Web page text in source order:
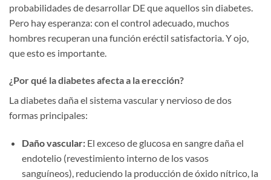
probabilidades de desarrollar DE que aquellos sin diabetes.
Pero hay esperanza: con el control adecuado, muchos
hombres recuperan una función eréctil satisfactoria. Y ojo,
que esto es importante.
¿Por qué la diabetes afecta a la erección?
La diabetes daña el sistema vascular y nervioso de dos
formas principales:
Daño vascular:El exceso de glucosa en sangre daña el
endotelio (revestimiento interno de los vasos
sanguíneos), reduciendo la producción de óxido nítrico, la